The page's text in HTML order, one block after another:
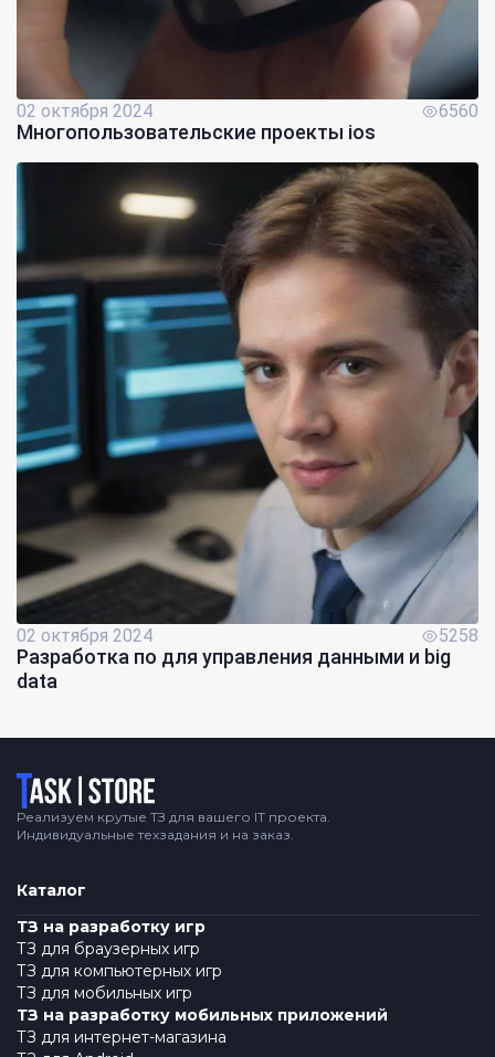
02 октября 2024 6560
Многопользовательские проекты ios
02 октября 2024 5258
Разработка по для управления данными и big
data
Логотип
Реализуем крутые ТЗ для вашего IT проекта.
Индивидуальные техзадания и на заказ.
Каталог
ТЗ на разработку игр
ТЗ для браузерных игр
ТЗ для компьютерных игр
ТЗ для мобильных игр
ТЗ на разработку мобильных приложений
ТЗ для интернет-магазина